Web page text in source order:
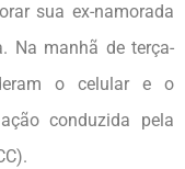
sua ex-namorada
Na manhã de terça-
o celular e o
conduzida pela